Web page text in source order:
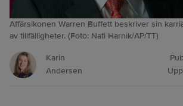
Affärsikonen Warren Buffett beskriver sin
av tillfälligheter. (Foto: Nati Harnik/AP/TT)
Karin
Andersen